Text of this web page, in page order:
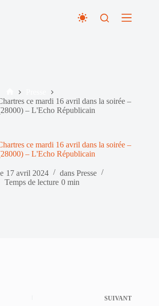
Accueilce mardi 16 avril dans la soirée –
– L'Echo Républicain
ce mardi 16 avril dans la soirée –
– L'Echo Républicain
17 avril 2024 dans Presse
Temps de lecture 0 min
SUIVANT